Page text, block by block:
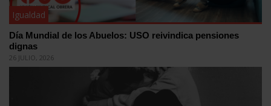
Igualdad
Día Mundial de los Abuelos: USO reivindica pensiones
dignas
26 JULIO, 2026